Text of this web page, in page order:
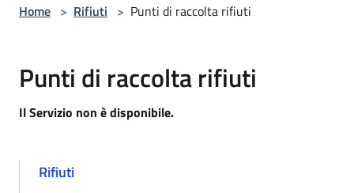
Home > Rifiuti > Punti di raccolta rifiuti
Punti di raccolta rifiuti
Il Servizio non è disponibile.
Rifiuti